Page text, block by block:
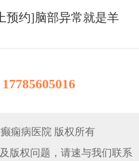
预约]脑部异常就是羊
17785605016
痫病医院 版权所有
版权问题，请速与我们联系